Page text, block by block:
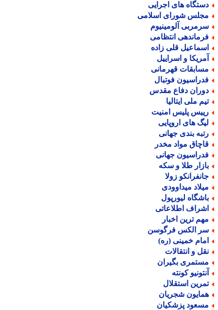
های اجرایی
شورای اسلامی
آلومینیوم
انتظامی
قلی زاده
و اسراییل
قهرمانی
فوتبال
دفاع مقدس
ملی ایتالیا
پلیس امنیت
های اروپایی
بندی جهانی
مواد مخدر
جهانی
طلا و سکه
زولا
میداوودی
لیورپول
اطلاعاتی
ترین اخبار
الکس فرگوسن
خمینی (ره)
و انتقالات
بگیران
کونته
استقلال
شجریان
پزشکیان